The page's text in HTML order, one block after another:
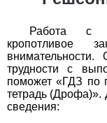
1
2 3
1
2
Работа с
кропотливое
трудности с
поможет «ГДЗ по
тетрадь
сведения: